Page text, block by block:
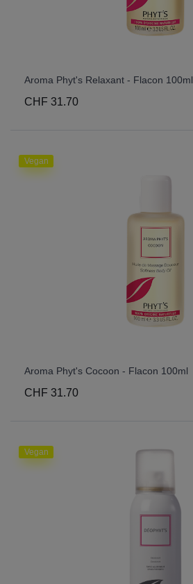
Aroma Phyt's Relaxant - Flacon 100ml
CHF 31.70
Vegan
Aroma Phyt's Cocoon - Flacon 100ml
CHF 31.70
Vegan